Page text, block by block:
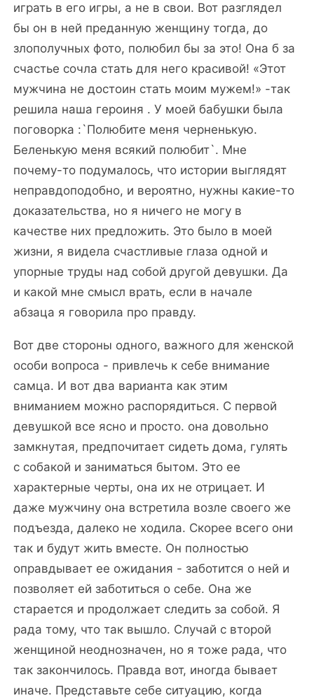
играть в его игры, а не в свои. Вот разглядел
бы он в ней преданную женщину тогда, до
злополучных фото, полюбил бы за это! Она б за
счастье сочла стать для него красивой! «Этот
мужчина не достоин стать моим мужем!» -так
решила наша героиня . У моей бабушки была
поговорка :`Полюбите меня черненькую.
Беленькую меня всякий полюбит`. Мне
почему-то подумалось, что истории выглядят
неправдоподобно, и вероятно, нужны какие-то
доказательства, но я ничего не могу в
качестве них предложить. Это было в моей
жизни, я видела счастливые глаза одной и
упорные труды над собой другой девушки. Да
и какой мне смысл врать, если в начале
абзаца я говорила про правду.
Вот две стороны одного, важного для женской
особи вопроса - привлечь к себе внимание
самца. И вот два варианта как этим
вниманием можно распорядиться. С первой
девушкой все ясно и просто. она довольно
замкнутая, предпочитает сидеть дома, гулять
с собакой и заниматься бытом. Это ее
характерные черты, она их не отрицает. И
даже мужчину она встретила возле своего же
подъезда, далеко не ходила. Скорее всего они
так и будут жить вместе. Он полностью
оправдывает ее ожидания - заботится о ней и
позволяет ей заботиться о себе. Она же
старается и продолжает следить за собой. Я
рада тому, что так вышло. Случай с второй
женщиной неоднозначен, но я тоже рада, что
так закончилось. Правда вот, иногда бывает
иначе. Представьте себе ситуацию, когда